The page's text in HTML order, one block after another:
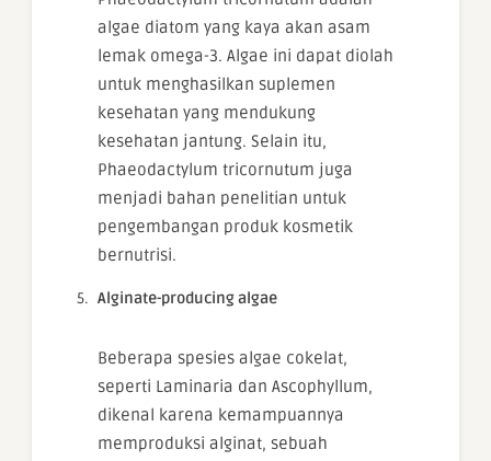
algae diatom yang kaya akan asam
lemak omega-3. Algae ini dapat diolah
untuk menghasilkan suplemen
kesehatan yang mendukung
kesehatan jantung. Selain itu,
Phaeodactylum tricornutum juga
menjadi bahan penelitian untuk
pengembangan produk kosmetik
bernutrisi.
Alginate-producing algae
Beberapa spesies algae cokelat,
seperti Laminaria dan Ascophyllum,
dikenal karena kemampuannya
memproduksi alginat, sebuah